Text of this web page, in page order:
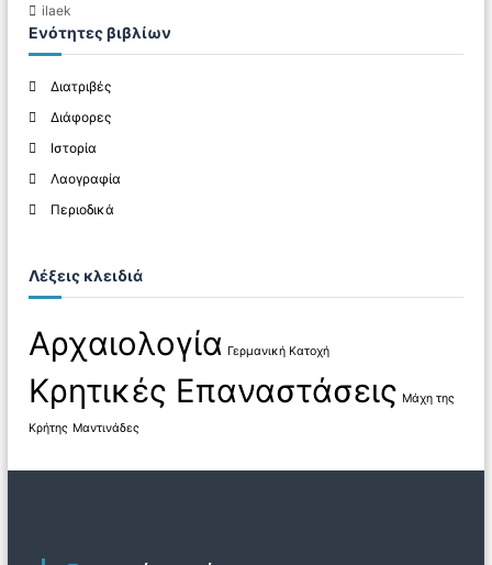
ω
ν
ilaek
Ενότητες βιβλίων
Διατριβές
Διάφορες
Ιστορία
Λαογραφία
Περιοδικά
Λέξεις κλειδιά
Αρχαιολογία Γερμανική Κατοχή
Κρητικές Επαναστάσεις Μάχη της
Κρήτης Μαντινάδες